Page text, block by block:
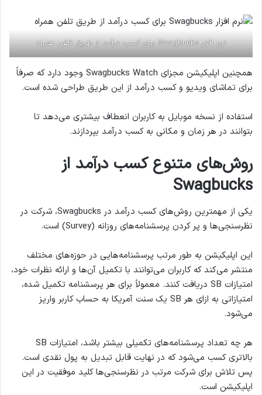
نرم افزار Swagbucks برای کسب درآمد از طریق تلفن همراه
همچنین اپلیکیشن مجزای Swagbucks Watch وجود دارد که صرفاً
برای تماشای ویدیو و کسب درآمد از این طریق طراحی شده است.
استفاده از نسخه موبایل به کاربران انعطاف بیشتری می‌دهد تا
بتوانند در هر زمان و مکانی به کسب درآمد بپردازند.
روش‌های متنوع کسب درآمد از
Swagbucks
یکی از مهمترین روش‌های کسب درآمد در Swagbucks، شرکت در
نظرسنجی‌ها و پر کردن پرسشنامه‌های روزانه (Survey) است.
این اپلیکیشن به طور مرتب پرسشنامه‌هایی در حوزه‌های مختلف
منتشر می‌کند که کاربران می‌توانند با تکمیل آن‌ها و ارائه نظرات خود،
امتیازات SB دریافت کنند. معمولاً برای هر پرسشنامه تکمیل شده،
امتیازاتی به ازای هر SB یک سنت آمریکا به حساب کاربر واریز
می‌شود.
هر چه تعداد پرسشنامه‌های تکمیلی بیشتر باشد، امتیازات SB
بالاتری کسب می‌شود که در نهایت قابل تبدیل به پول نقدی است.
پس تلاش برای شرکت مرتب در نظرسنجی‌ها کلید موفقیت در این
اپلیکیشن است.